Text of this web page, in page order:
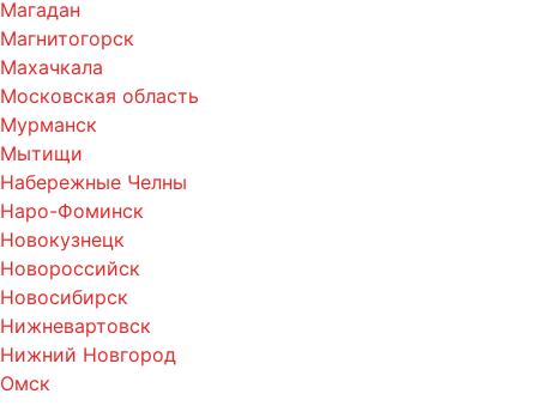
Магадан
Магнитогорск
Махачкала
Московская область
Мурманск
Мытищи
Набережные Челны
Наро-Фоминск
Новокузнецк
Новороссийск
Новосибирск
Нижневартовск
Нижний Новгород
Омск